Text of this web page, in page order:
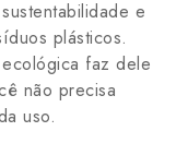
e
plásticos.
faz dele
não precisa
uso.